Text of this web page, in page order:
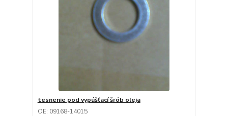
tesnenie pod vypúšťací šrób oleja
OE: 09168-14015